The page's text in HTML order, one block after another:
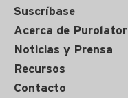
Suscríbase
Acerca de Purolator
Noticias y Prensa
Recursos
Contacto